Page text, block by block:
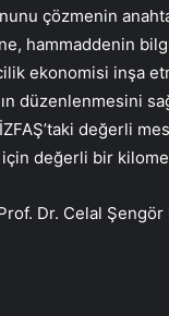
çözmenin
hammaddenin
ekonomisi inşa
düzenlenmesini
değerli
değerli bir
Dr. Celal